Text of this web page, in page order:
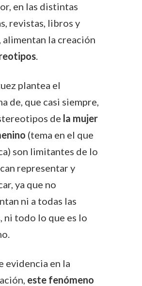
en las distintas
revistas, libros y
alimentan la creación
.
plantea el
de, que casi siempre,
de la mujer
(tema en el que
son limitantes de lo
representar y
ya que no
ni a todas las
ni todo lo que es lo
evidencia en la
este fenómeno